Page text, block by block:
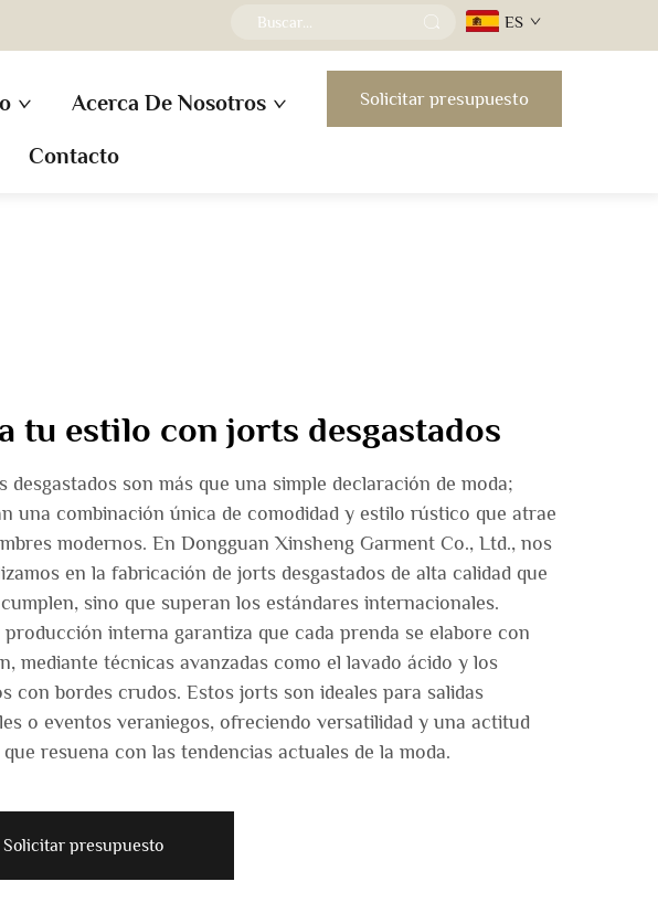
ES
Acerca De Nosotros
Contacto
Solicitar presupuesto
tu estilo con jorts desgastados
desgastados son más que una simple declaración de moda;
una combinación única de comodidad y estilo rústico que atrae
modernos. En Dongguan Xinsheng Garment Co., Ltd., nos
en la fabricación de jorts desgastados de alta calidad que
sino que superan los estándares internacionales.
producción interna garantiza que cada prenda se elabore con
mediante técnicas avanzadas como el lavado ácido y los
con bordes crudos. Estos jorts son ideales para salidas
o eventos veraniegos, ofreciendo versatilidad y una actitud
resuena con las tendencias actuales de la moda.
Solicitar presupuesto